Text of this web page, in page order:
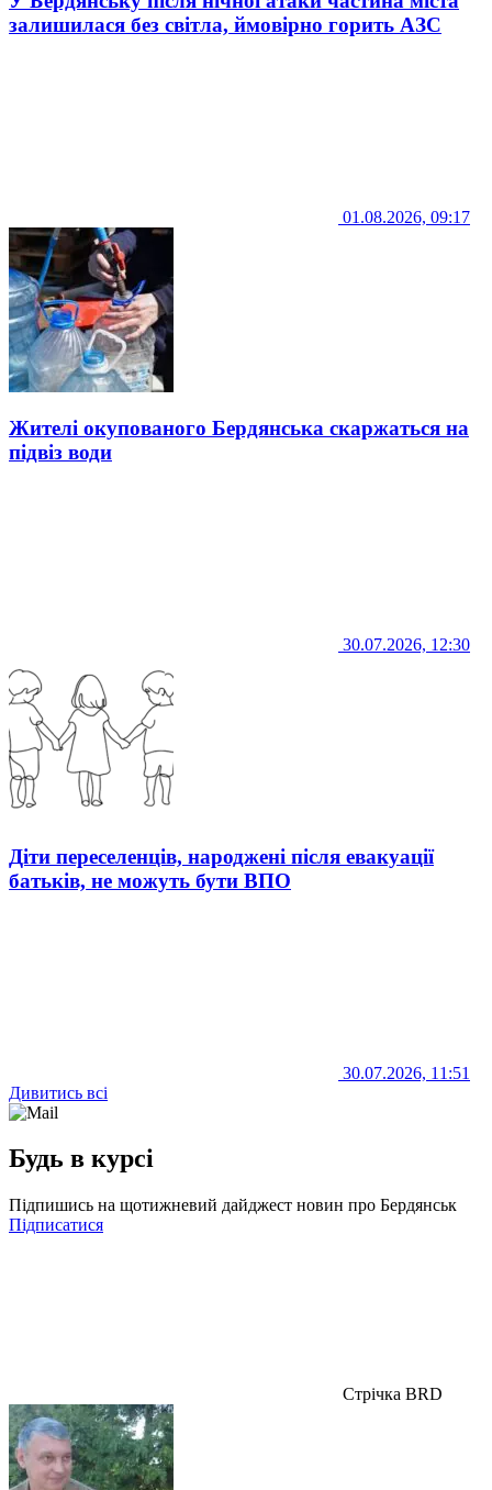
залишилася без світла, ймовірно горить АЗС
01.08.2026, 09:17
Жителі окупованого Бердянська скаржаться на
підвіз води
30.07.2026, 12:30
Діти переселенців, народжені після евакуації
батьків, не можуть бути ВПО
30.07.2026, 11:51
Дивитись всі
Будь в курсі
Підпишись на щотижневий дайджест новин про Бердянськ
Підписатися
Стрічка BRD